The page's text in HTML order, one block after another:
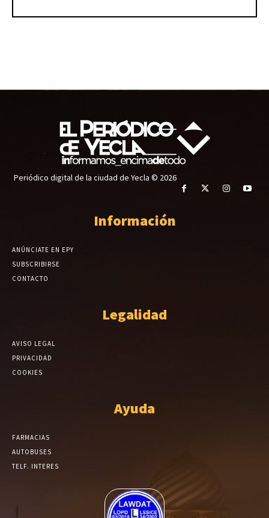
Periódico digital de la ciudad de Yecla © 2026
Información
ANÚNCIATE EN EPY
SUBSCRIBIRSE
CONTACTO
Legalidad
AVISO LEGAL
PRIVACIDAD
COOKIES
Ayuda
FARMACIAS
AUTOBUSES
TELF. INTERES